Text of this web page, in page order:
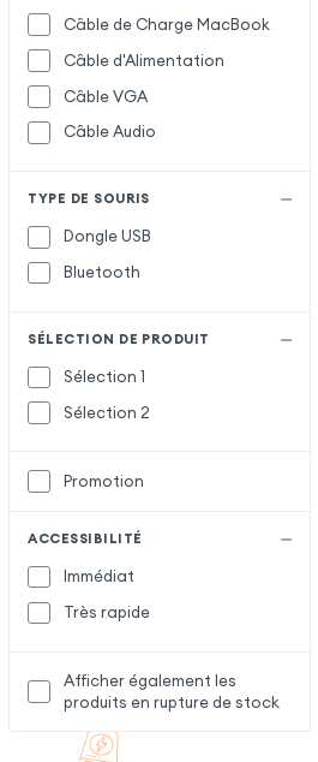
Câble de Charge MacBook
Câble d'Alimentation
Câble VGA
Câble Audio
TYPE DE SOURIS
Dongle USB
Bluetooth
SÉLECTION DE PRODUIT
Sélection 1
Sélection 2
Promotion
ACCESSIBILITÉ
Immédiat
Très rapide
Afficher également les
produits en rupture de stock